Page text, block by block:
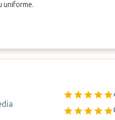
uniforme.